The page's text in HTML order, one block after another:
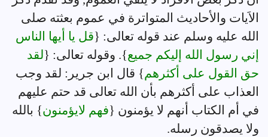
الاَيات والأحاديث المتواترة في عموم بعثته صلى
الله عليه وسلم عند قوله تعالى: {قل يا أيها الناس
إني رسول الله إليكم جميع}. وقوله تعالى: {لقد
حق القول على أكثرهم} قال ابن جرير: لقد وجب
العذاب على أكثرهم بأن الله تعالى قد حتم عليهم
في أم الكتاب أنهم لا يؤمنون {فهم لايؤمنون} بالله
ولا يصدقون رسله.